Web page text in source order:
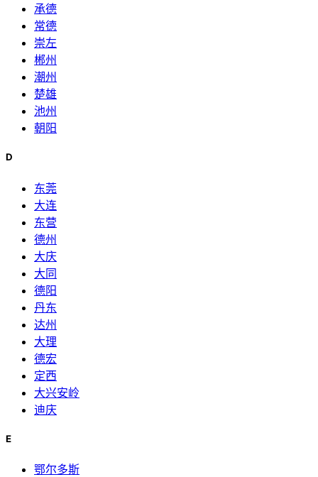
承德
常德
崇左
郴州
潮州
楚雄
池州
朝阳
D
东莞
大连
东营
德州
大庆
大同
德阳
丹东
达州
大理
德宏
定西
大兴安岭
迪庆
E
鄂尔多斯